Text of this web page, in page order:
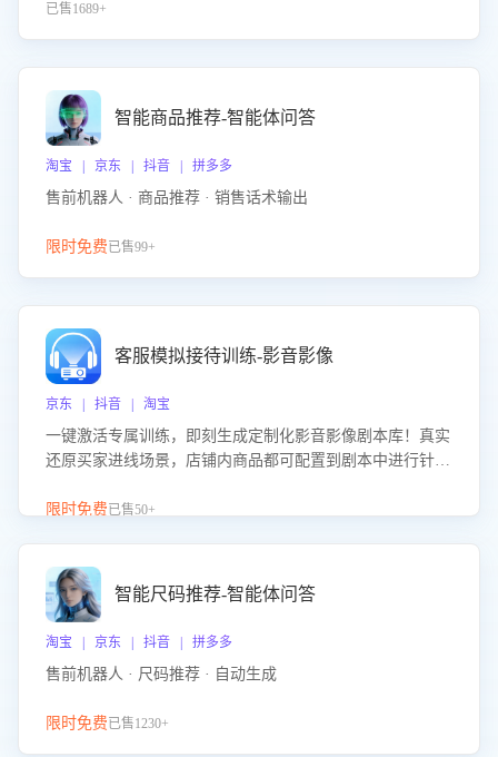
已售1689+
智能商品推荐-智能体问答
淘宝 | 京东 | 抖音 | 拼多多
售前机器人 · 商品推荐 · 销售话术输出
限时免费已售99+
客服模拟接待训练-影音影像
京东 | 抖音 | 淘宝
一键激活专属训练，即刻生成定制化影音影像剧本库！真实
还原买家进线场景，店铺内商品都可配置到剧本中进行针对
击 “立即开通”，快速获取影音影像类目剧本，一键开启客服
限时免费已售50+
智能尺码推荐-智能体问答
淘宝 | 京东 | 抖音 | 拼多多
售前机器人 · 尺码推荐 · 自动生成
限时免费已售1230+